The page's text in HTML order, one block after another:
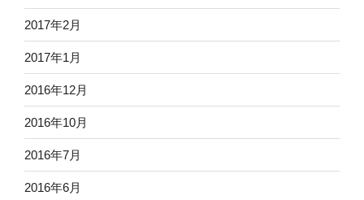
2017年2月
2017年1月
2016年12月
2016年10月
2016年7月
2016年6月